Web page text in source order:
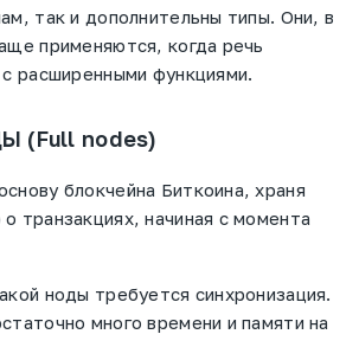
так и дополнительны типы. Они, в
применяются, когда речь
расширенными функциями.
(Full nodes)
блокчейна Биткоина, храня
транзакциях, начиная с момента
ноды требуется синхронизация.
много времени и памяти на